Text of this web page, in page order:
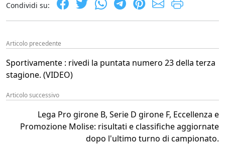
Condividi su:
Articolo precedente
Sportivamente : rivedi la puntata numero 23 della terza
stagione. (VIDEO)
Articolo successivo
Lega Pro girone B, Serie D girone F, Eccellenza e
Promozione Molise: risultati e classifiche aggiornate
dopo l'ultimo turno di campionato.